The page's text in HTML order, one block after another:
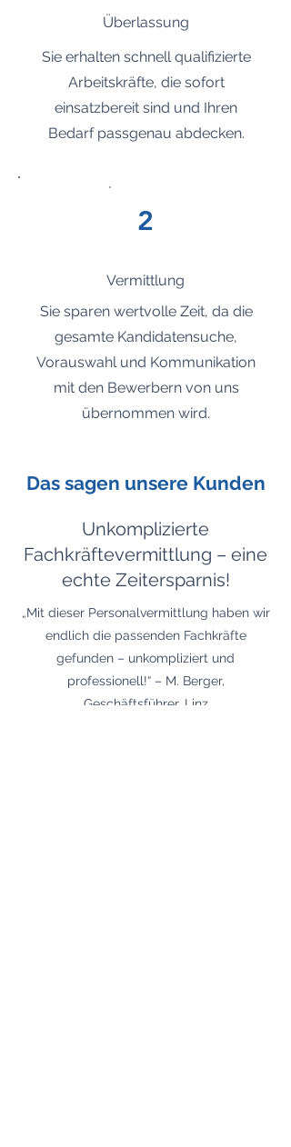
Überlassung
Sie erhalten schnell qualifizierte
Arbeitskräfte, die sofort
einsatzbereit sind und Ihren
Bedarf passgenau abdecken.
2
Vermittlung
Sie sparen wertvolle Zeit, da die
gesamte Kandidatensuche,
Vorauswahl und Kommunikation
mit den Bewerbern von uns
übernommen wird.
Das sagen unsere Kunden
Unkomplizierte
Fachkräftevermittlung – eine
echte Zeitersparnis!
​„Mit dieser Personalvermittlung haben wir
endlich die passenden Fachkräfte
gefunden – unkompliziert und
professionell!“ – M. Berger,
Geschäftsführer, Linz